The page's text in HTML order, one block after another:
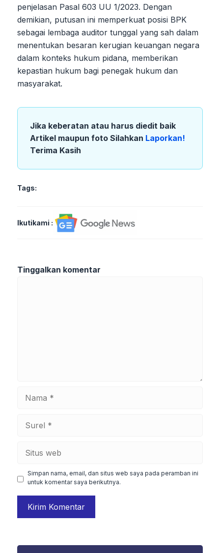
penjelasan Pasal 603 UU 1/2023. Dengan
demikian, putusan ini memperkuat posisi BPK
sebagai lembaga auditor tunggal yang sah dalam
menentukan besaran kerugian keuangan negara
dalam konteks hukum pidana, memberikan
kepastian hukum bagi penegak hukum dan
masyarakat.
Jika keberatan atau harus diedit baik
Artikel maupun foto Silahkan Laporkan!
Terima Kasih
Tags:
Ikutikami :
Tinggalkan komentar
Simpan nama, email, dan situs web saya pada peramban ini
untuk komentar saya berikutnya.